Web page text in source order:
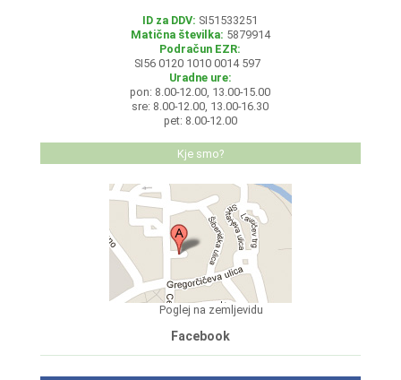
ID za DDV: SI51533251
Matična številka: 5879914
Podračun EZR:
SI56 0120 1010 0014 597
Uradne ure:
pon: 8.00-12.00, 13.00-15.00
sre: 8.00-12.00, 13.00-16.30
pet: 8.00-12.00
Kje smo?
Poglej na zemljevidu
Facebook